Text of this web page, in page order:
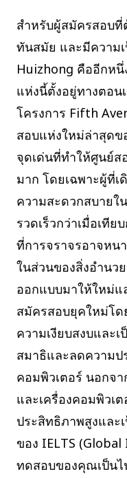
สำหรับผู้สมัครสอบที่
ทันสมัย และมีความ
Huizhong คืออีกห
แห่งนี้ตั้งอยู่ทางตอน
โครงการ Fifth
สอบแห่งใหม่ล่าสุดข
จุดเด่นที่ทำให้ศูนย์ส
มาก โดยเฉพาะผู้ที่
ความสะดวกสบายใ
รวดเร็วกว่าเมื่อเที
ที่การจราจรอาจหน
ในส่วนของสิ่งอำนว
ออกแบบมาให้ใหม่
สมัครสอบยุคใหม่โด
ความเงียบสงบและ
สมาธิและลดความป
คอมพิวเตอร์ นอกจ
และเครื่องคอมพิวเ
ประสิทธิภาพสูงและ
ของ IELTS (Global
ทดสอบของคุณเป็นไ